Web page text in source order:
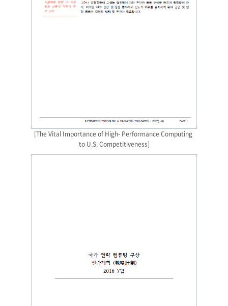
[The Vital Importance of High- Performance Computing
to U.S. Competitiveness]